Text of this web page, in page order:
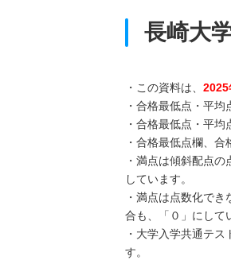
長崎大
・この資料は、 2025
・合格最低点・平
・合格最低点・平
・合格最低点欄、
・満点は傾斜配点
しています。
・満点は点数化で
合も、「０」にして
・大学入学共通テ
す。